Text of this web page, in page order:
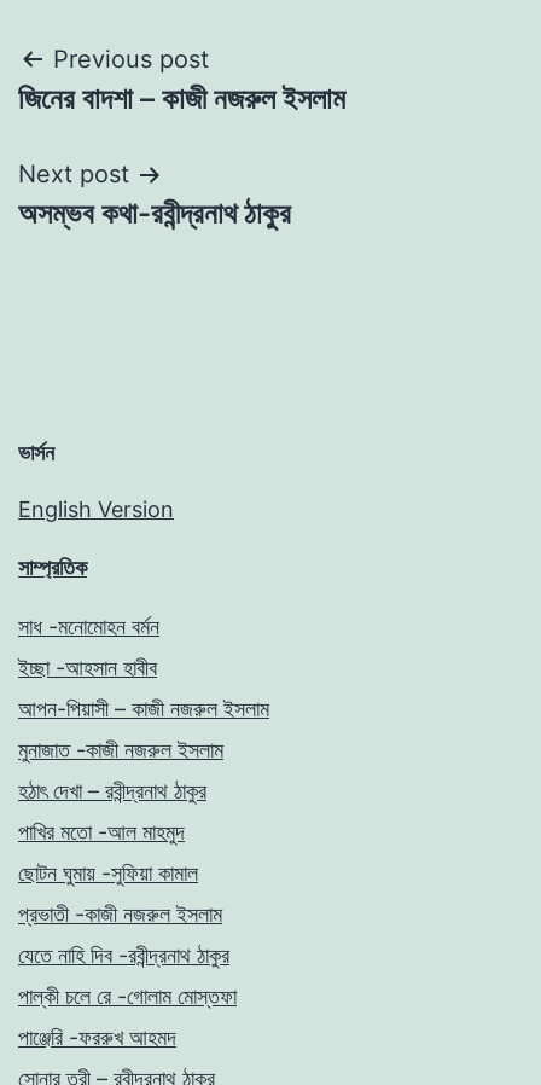
Post
navigation
Previous post
জিনের বাদশা – কাজী নজরুল ইসলাম
Next post
অসম্ভব কথা-রবীন্দ্রনাথ ঠাকুর
ভার্সন
English Version
সাম্প্রতিক
সাধ -মনোমোহন বর্মন
ইচ্ছা -আহসান হাবীব
আপন-পিয়াসী – কাজী নজরুল ইসলাম
মুনাজাত -কাজী নজরুল ইসলাম
হঠাৎ দেখা – রবীন্দ্রনাথ ঠাকুর
পাখির মতো -আল মাহমুদ
ছোটন ঘুমায় -সুফিয়া কামাল
প্রভাতী -কাজী নজরুল ইসলাম
যেতে নাহি দিব -রবীন্দ্রনাথ ঠাকুর
পাল্কী চলে রে -গোলাম মোস্তফা
পাঞ্জেরি -ফররুখ আহমদ
সোনার তরী – রবীন্দ্রনাথ ঠাকুর